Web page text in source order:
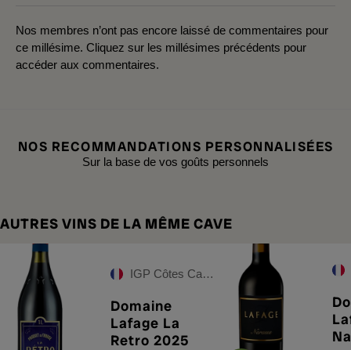
Nos membres n’ont pas encore laissé de commentaires pour
ce millésime. Cliquez sur les millésimes précédents pour
accéder aux commentaires.
NOS RECOMMANDATIONS PERSONNALISÉES
Sur la base de vos goûts personnels
AUTRES VINS DE LA MÊME CAVE
IGP Côtes Catalanes
Domaine
Lafage La
Retro 2025